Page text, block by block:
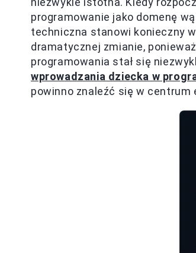
programowanie jako domenę
techniczna stanowi konieczny
dramatycznej zmianie,
programowania stał się
wprowadzania dziecka w
powinno znaleźć się w centrum